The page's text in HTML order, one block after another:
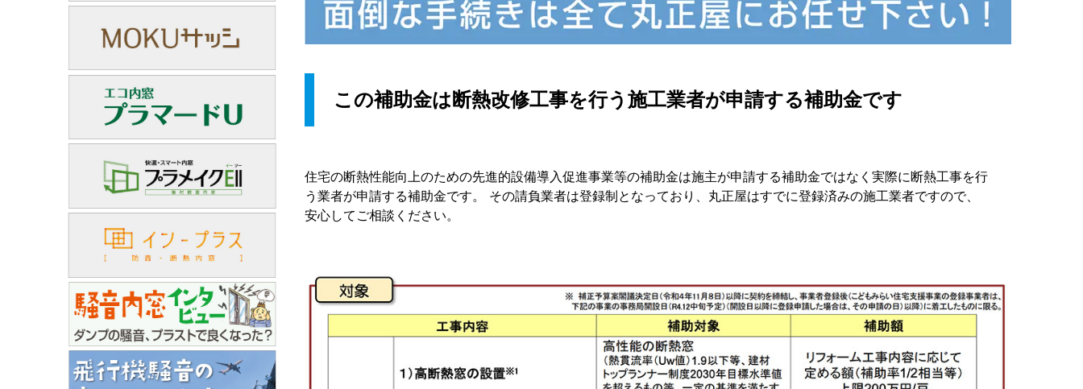
この補助金は断熱改修工事を行う施工業者が申請する補助金です
住宅の断熱性能向上のための先進的設備導入促進事業等の補助金は施主が申請する補助金ではなく実際に断熱工事を行
う業者が申請する補助金です。 その請負業者は登録制となっており、丸正屋はすでに登録済みの施工業者ですので、
安心してご相談ください。